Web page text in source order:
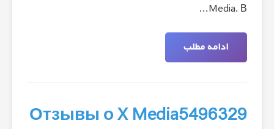
Media. В…
ادامه مطلب
Отзывы о X Media5496329